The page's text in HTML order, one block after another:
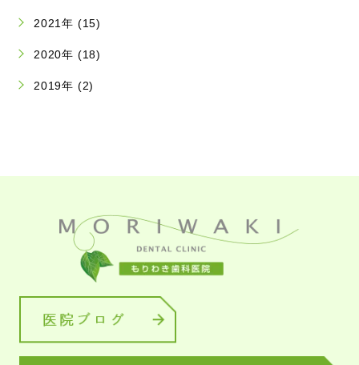
2021年 (15)
2020年 (18)
2019年 (2)